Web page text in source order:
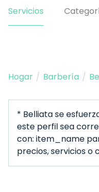
Servicios
Hogar / Barbería /
* Belliata se
este perfil sea
con: item_name
precios, servicios o